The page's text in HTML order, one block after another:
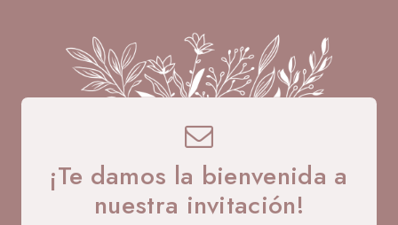
A B
¡Te damos la bienvenida a
nuestra invitación!